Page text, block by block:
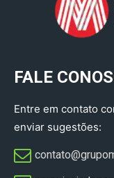
FALE
Entre em contato
enviar sugestões: